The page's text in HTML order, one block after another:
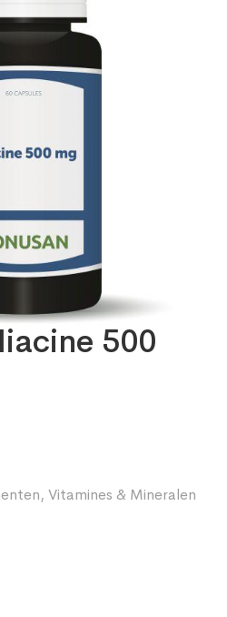
500
, Vitamines & Mineralen